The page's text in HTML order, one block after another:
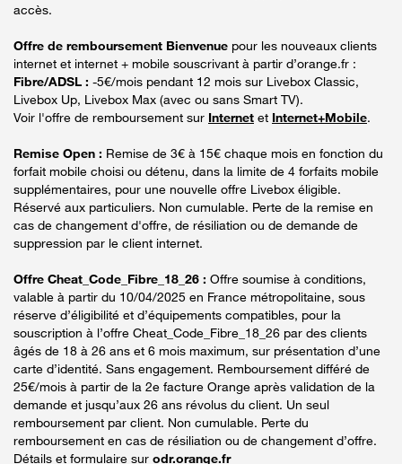
accès.
Offre de remboursement Bienvenue pour les nouveaux clients
internet et internet + mobile souscrivant à partir d’orange.fr :
Fibre/ADSL : -5€/mois pendant 12 mois sur Livebox Classic,
Livebox Up, Livebox Max (avec ou sans Smart TV).
Voir l'offre de remboursement sur Internet et Internet+Mobile.
Remise Open : Remise de 3€ à 15€ chaque mois en fonction du
forfait mobile choisi ou détenu, dans la limite de 4 forfaits mobile
supplémentaires, pour une nouvelle offre Livebox éligible.
Réservé aux particuliers. Non cumulable. Perte de la remise en
cas de changement d'offre, de résiliation ou de demande de
suppression par le client internet.
Offre Cheat_Code_Fibre_18_26 : Offre soumise à conditions,
valable à partir du 10/04/2025 en France métropolitaine, sous
réserve d’éligibilité et d’équipements compatibles, pour la
souscription à l’offre Cheat_Code_Fibre_18_26 par des clients
âgés de 18 à 26 ans et 6 mois maximum, sur présentation d’une
carte d’identité. Sans engagement. Remboursement différé de
25€/mois à partir de la 2e facture Orange après validation de la
demande et jusqu’aux 26 ans révolus du client. Un seul
remboursement par client. Non cumulable. Perte du
remboursement en cas de résiliation ou de changement d’offre.
Détails et formulaire sur odr.orange.fr